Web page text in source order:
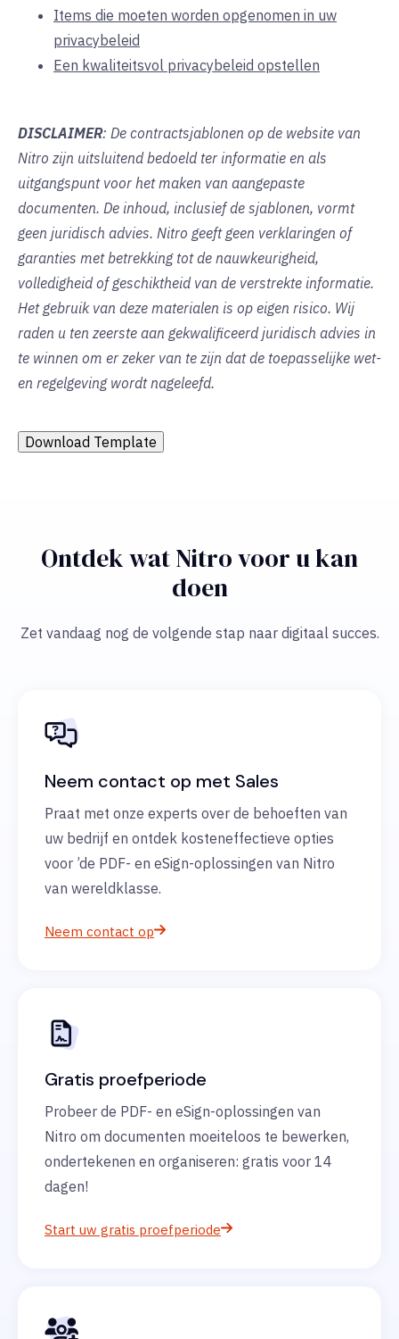
Items die moeten worden opgenomen in uw
privacybeleid
Een kwaliteitsvol privacybeleid opstellen
DISCLAIMER: De contractsjablonen op de website van
Nitro zijn uitsluitend bedoeld ter informatie en als
uitgangspunt voor het maken van aangepaste
documenten. De inhoud, inclusief de sjablonen, vormt
geen juridisch advies. Nitro geeft geen verklaringen of
garanties met betrekking tot de nauwkeurigheid,
volledigheid of geschiktheid van de verstrekte informatie.
Het gebruik van deze materialen is op eigen risico. Wij
raden u ten zeerste aan gekwalificeerd juridisch advies in
te winnen om er zeker van te zijn dat de toepasselijke wet-
en regelgeving wordt nageleefd.
Download Template
Ontdek wat Nitro voor u kan
doen
Zet vandaag nog de volgende stap naar digitaal succes.
Neem contact op met Sales
Praat met onze experts over de behoeften van
uw bedrijf en ontdek kosteneffectieve opties
voor ’de PDF- en eSign-oplossingen van Nitro
van wereldklasse.
Neem contact op
Gratis proefperiode
Probeer de PDF- en eSign-oplossingen van
Nitro om documenten moeiteloos te bewerken,
ondertekenen en organiseren: gratis voor 14
dagen!
Start uw gratis proefperiode